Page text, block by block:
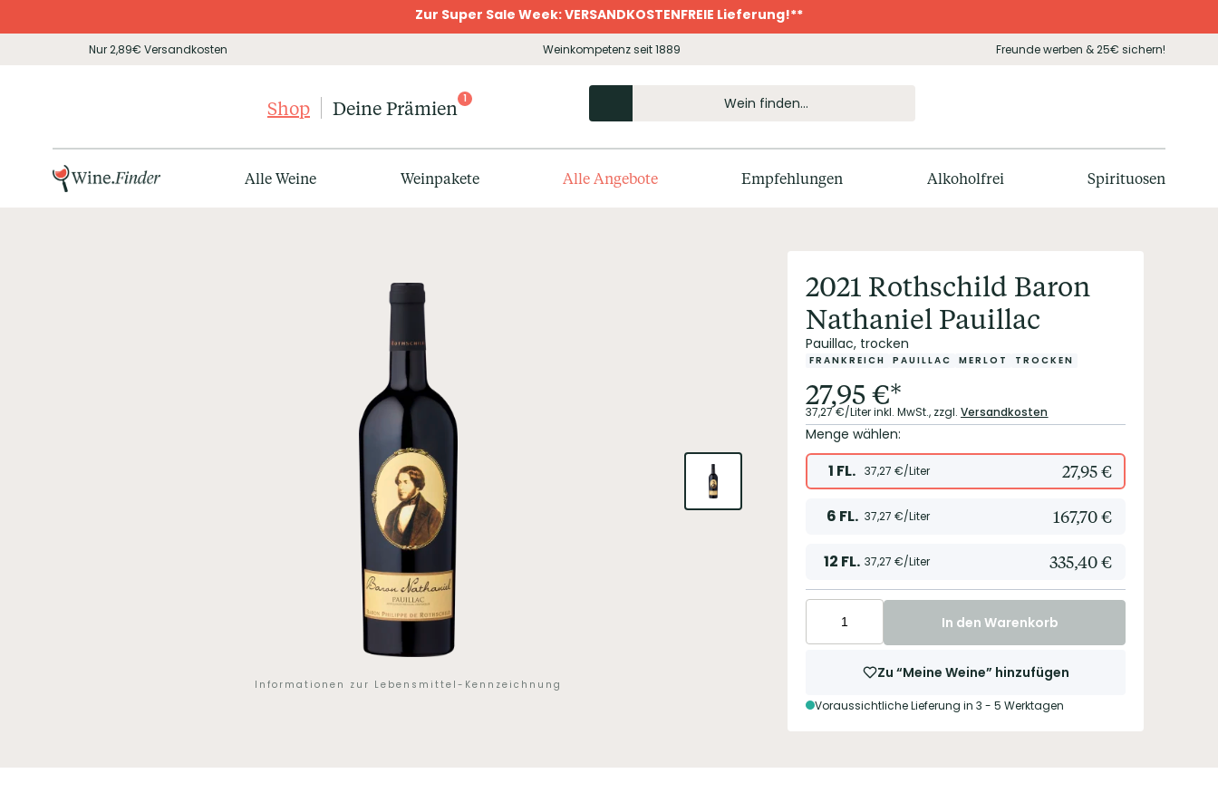
Zur Super Sale Week: VERSANDKOSTENFREIE Lieferung!**
Nur 2,89€ Versandkosten Weinkompetenz seit 1889 Freunde werben & 25€ sichern!
Shop Deine Prämien 1
Alle Weine Weinpakete Alle Angebote Empfehlungen Alkoholfrei Spirituosen
Informationen zur Lebensmittel-Kennzeichnung
2021 Rothschild Baron
Nathaniel Pauillac
Pauillac, trocken
FRANKREICH PAUILLAC MERLOT TROCKEN
27,95€*
37,27€/Literinkl. MwSt., zzgl. Versandkosten
Menge wählen:
1 FL. 37,27 €/Liter 27,95€
6 FL. 37,27 €/Liter 167,70€
12 FL. 37,27 €/Liter 335,40€
In den Warenkorb
Zu “Meine Weine” hinzufügen
Voraussichtliche Lieferung in 3 - 5 Werktagen